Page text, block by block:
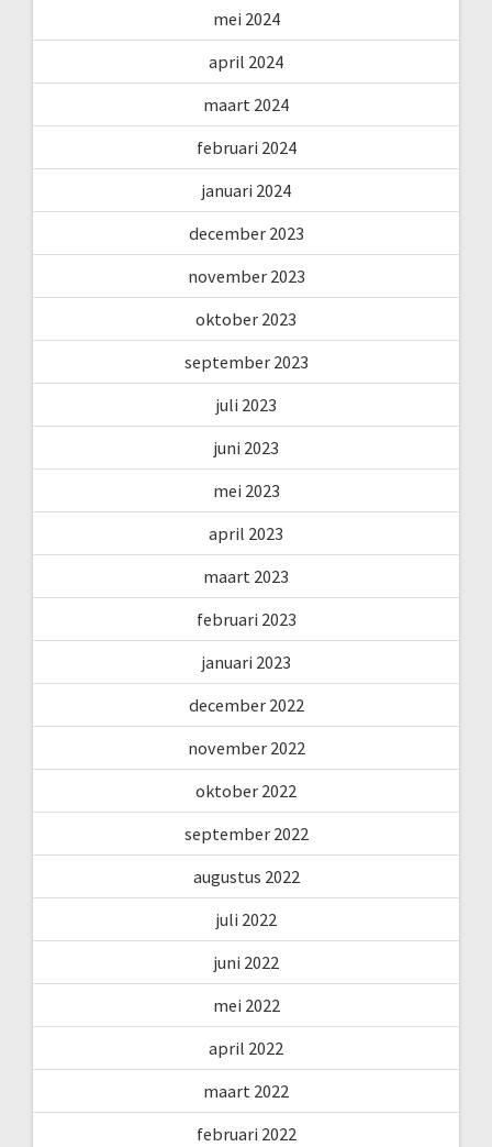
mei 2024
april 2024
maart 2024
februari 2024
januari 2024
december 2023
november 2023
oktober 2023
september 2023
juli 2023
juni 2023
mei 2023
april 2023
maart 2023
februari 2023
januari 2023
december 2022
november 2022
oktober 2022
september 2022
augustus 2022
juli 2022
juni 2022
mei 2022
april 2022
maart 2022
februari 2022